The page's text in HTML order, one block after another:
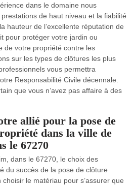
dans le domaine nous
de haut niveau et la fiabilité
hauteur de l’excellente réputation de
pour protéger votre jardin ou
de votre propriété contre les
sur les types de clôtures les plus
vous permettra
Responsabilité Civile décennale.
que vous n’avez pas affaire à des
allié pour la pose de
dans la ville de
le 67270
dans le 67270, le choix des
du succès de la pose de clôture
le matériau pour s’assurer que